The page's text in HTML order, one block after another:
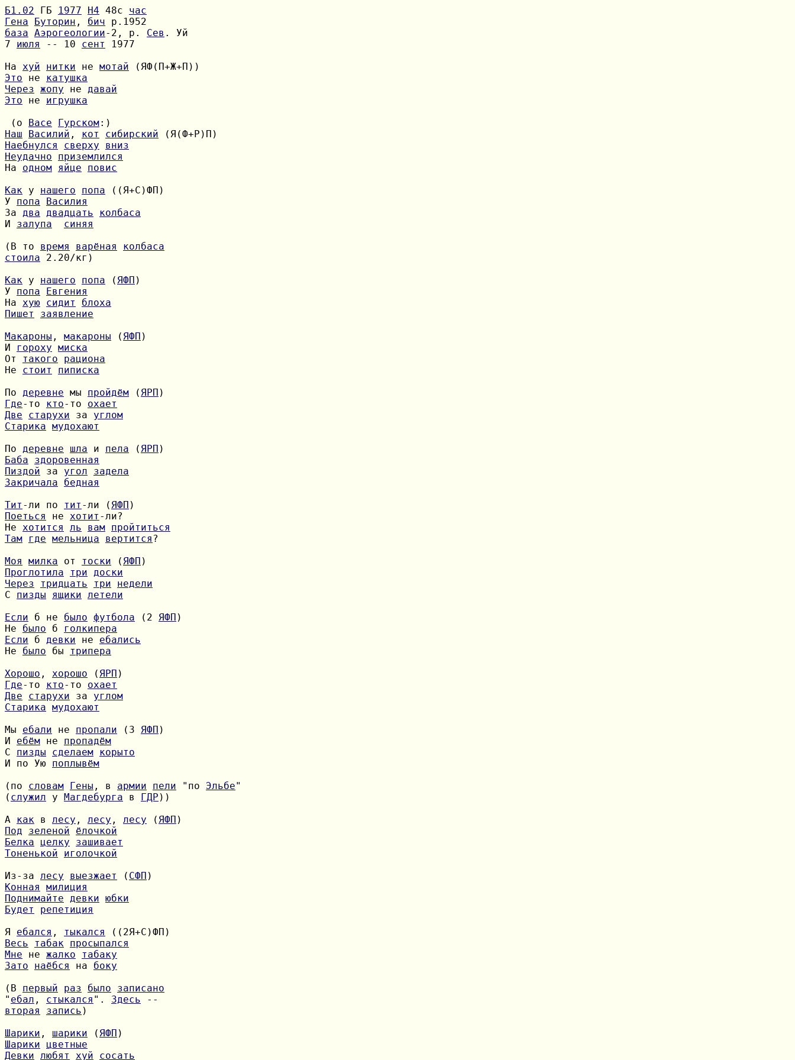
Б1.02 ГБ 1977 H4 48с час
Гена
Буторин , бич
база Аэрогеологии-2, р. Сев
7 июля -- 10 сент
1977
На хуй нитки не мотай
Это не катушка
Через жопу не давай
Это не игрушка
(о Васе Гурском
Наш
Василий , кот сибирский
Наебнулся
сверху
вниз
Неудачно
приземлился
На одном яйце
повис
Как у нашего попа
У попа
Василия
За два двадцать
колбаса
И залупа
синяя
(В то время варёная
колбаса
стоила 2.20/кг)
Как у нашего попа (ЯФП
У попа
Евгения
На хую сидит
блоха
Пишет
заявление
Макароны , макароны (ЯФП
И
гороху миска
От такого
рациона
Не стоит
пиписка
По деревне мы пройдём (ЯРП
Где-то кто-то охает
Две
старухи за углом
Старика мудохают
По деревне шла и пела (ЯРП
Баба
здоровенная
Пиздой за угол
задела
Закричала
бедная
Тит -ли по тит -ли (ЯФП
Поеться
не хотит
Не хотится ль вам пройтиться
Там
где мельница вертится ?
Моя
милка от тоски (ЯФП
Проглотила
три доски
Через
тридцать три
недели
С пизды ящики летели
Если б не было футбола (2 ЯФП
Не было б
голкипера
Если б девки не ебались
Не было бы трипера
Хорошо , хорошо (ЯРП
Где-то кто-то охает
Две
старухи за углом
Старика мудохают
Мы ебали не пропали (3 ЯФП
И ебём не пропадём
С пизды сделаем корыто
И по Ую поплывём
(по словам Гены , в армии пели "по Эльбе
( служил у Магдебурга в ГДР ))
А как в лесу , лесу , лесу (ЯФП
Под
зеленой
ёлочкой
Белка
целку
зашивает
Тоненькой
иголочкой
Из-за лесу выезжает ( СФП
Конная
милиция
Поднимайте девки юбки
Будет
репетиция
Я ебался , тыкался
Весь
табак просыпался
Мне не жалко
табаку
Зато
наёбся на боку
(В первый раз было
записано
" ебал , стыкался ". Здесь
вторая
запись )
Шарики , шарики (ЯФП
Шарики
цветные
Девки любят хуй сосать